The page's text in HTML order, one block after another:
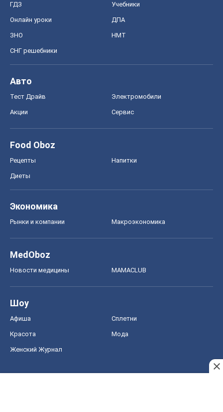
ГДЗ Учебники
Онлайн уроки ДПА
ЗНО НМТ
СНГ решебники
Авто
Тест Драйв Электромобили
Акции Сервис
Food Oboz
Рецепты Напитки
Диеты
Экономика
Рынки и компании Mакроэкономика
MedOboz
Новости медицины MAMACLUB
Шоу
Афиша Сплетни
Красота Мода
Женский Журнал